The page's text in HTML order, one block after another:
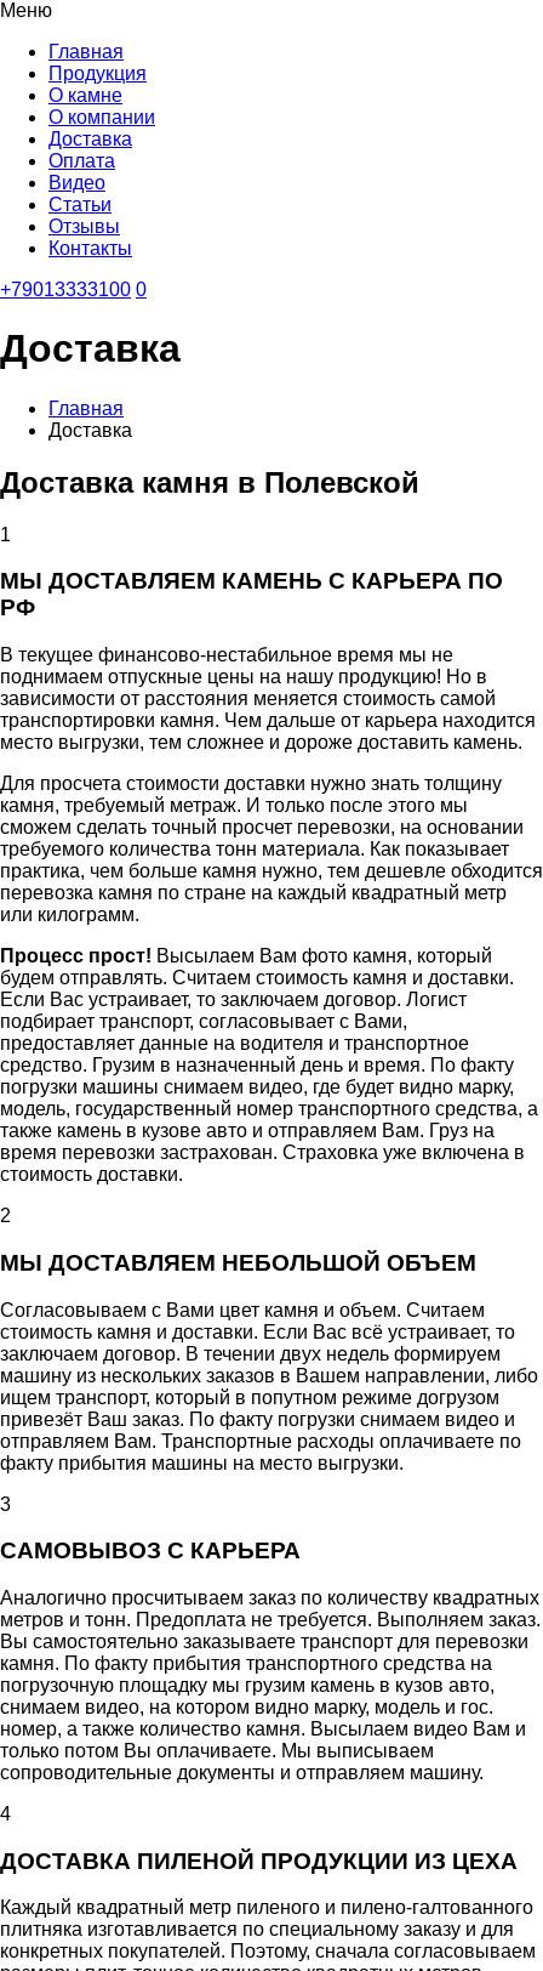
Меню
Главная
Продукция
О камне
О компании
Доставка
Оплата
Видео
Статьи
Отзывы
Контакты
+79013333100 0
Доставка
Главная
Доставка
Доставка камня в Полевской
1
МЫ ДОСТАВЛЯЕМ КАМЕНЬ С КАРЬЕРА ПО
РФ
В текущее финансово-нестабильное время мы не
поднимаем отпускные цены на нашу продукцию! Но в
зависимости от расстояния меняется стоимость самой
транспортировки камня. Чем дальше от карьера находится
место выгрузки, тем сложнее и дороже доставить камень.
Для просчета стоимости доставки нужно знать толщину
камня, требуемый метраж. И только после этого мы
сможем сделать точный просчет перевозки, на основании
требуемого количества тонн материала. Как показывает
практика, чем больше камня нужно, тем дешевле обходится
перевозка камня по стране на каждый квадратный метр
или килограмм.
Процесс прост! Высылаем Вам фото камня, который
будем отправлять. Считаем стоимость камня и доставки.
Если Вас устраивает, то заключаем договор. Логист
подбирает транспорт, согласовывает с Вами,
предоставляет данные на водителя и транспортное
средство. Грузим в назначенный день и время. По факту
погрузки машины снимаем видео, где будет видно марку,
модель, государственный номер транспортного средства, а
также камень в кузове авто и отправляем Вам. Груз на
время перевозки застрахован. Страховка уже включена в
стоимость доставки.
2
МЫ ДОСТАВЛЯЕМ НЕБОЛЬШОЙ ОБЪЕМ
Согласовываем с Вами цвет камня и объем. Считаем
стоимость камня и доставки. Если Вас всё устраивает, то
заключаем договор. В течении двух недель формируем
машину из нескольких заказов в Вашем направлении, либо
ищем транспорт, который в попутном режиме догрузом
привезёт Ваш заказ. По факту погрузки снимаем видео и
отправляем Вам. Транспортные расходы оплачиваете по
факту прибытия машины на место выгрузки.
3
САМОВЫВОЗ С КАРЬЕРА
Аналогично просчитываем заказ по количеству квадратных
метров и тонн. Предоплата не требуется. Выполняем заказ.
Вы самостоятельно заказываете транспорт для перевозки
камня. По факту прибытия транспортного средства на
погрузочную площадку мы грузим камень в кузов авто,
снимаем видео, на котором видно марку, модель и гос.
номер, а также количество камня. Высылаем видео Вам и
только потом Вы оплачиваете. Мы выписываем
сопроводительные документы и отправляем машину.
4
ДОСТАВКА ПИЛЕНОЙ ПРОДУКЦИИ ИЗ ЦЕХА
Каждый квадратный метр пиленого и пилено-галтованного
плитняка изготавливается по специальному заказу и для
конкретных покупателей. Поэтому, сначала согласовываем